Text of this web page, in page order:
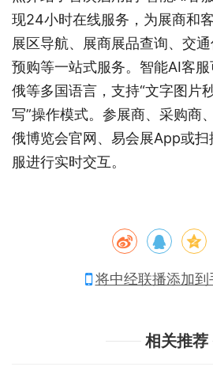
现24小时在线服务，为展商和
展区导航、展商展品查询、交
预购等一站式服务。智能AI客服
俄等多国语言，支持“文字图片
写”操作模式。参展商、采购商
俄博览会官网、易会展App或
服进行实时交互。
将中经联播添加到
相关推荐